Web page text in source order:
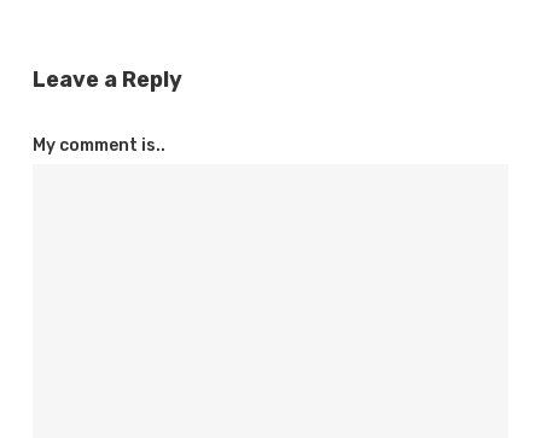
Leave a Reply
My comment is..